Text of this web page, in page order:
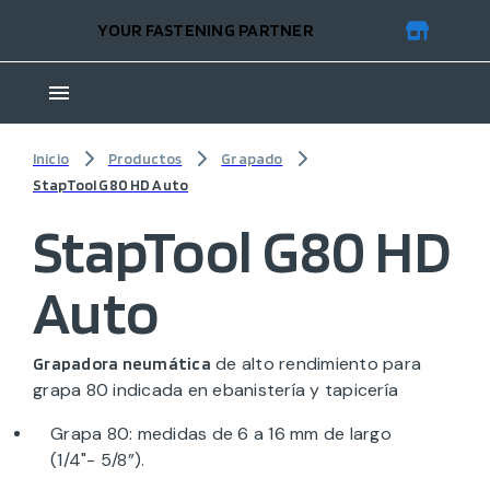
YOUR FASTENING PARTNER
Inicio Productos
Grapado
StapTool G80 HD Auto
StapTool G80 HD
Auto
Grapadora neumática de alto rendimiento para
grapa 80 indicada en ebanistería y tapicería
Grapa 80: medidas de 6 a 16 mm de largo
(1/4"- 5/8”).